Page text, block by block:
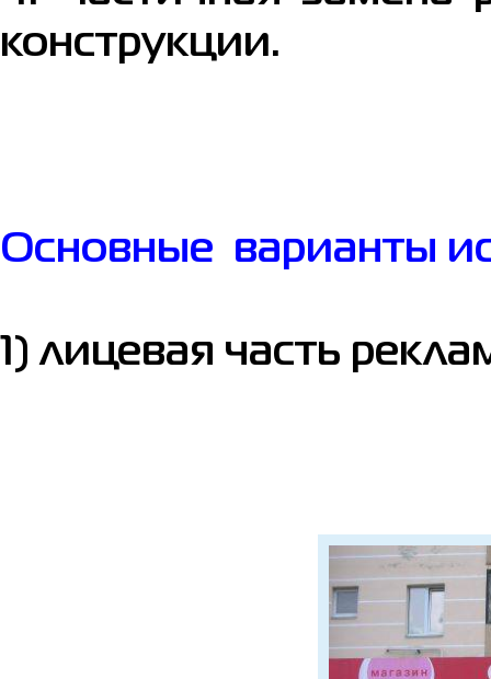
конструкции.
Основные варианты
1) лицевая часть